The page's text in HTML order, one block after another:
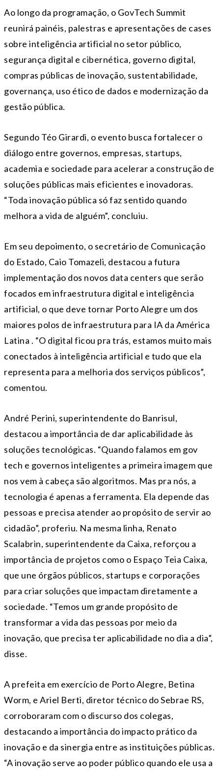
Ao longo da programação, o GovTech Summit
reunirá painéis, palestras e apresentações de cases
sobre inteligência artificial no setor público,
segurança digital e cibernética, governo digital,
compras públicas de inovação, sustentabilidade,
governança, uso ético de dados e modernização da
gestão pública.
Segundo Téo Girardi, o evento busca fortalecer o
diálogo entre governos, empresas, startups,
academia e sociedade para acelerar a construção de
soluções públicas mais eficientes e inovadoras.
“Toda inovação pública só faz sentido quando
melhora a vida de alguém”, concluiu.
Em seu depoimento, o secretário de Comunicação
do Estado, Caio Tomazeli, destacou a futura
implementação dos novos data centers que serão
focados em infraestrutura digital e inteligência
artificial, o que deve tornar Porto Alegre um dos
maiores polos de infraestrutura para IA da América
Latina . “O digital ficou pra trás, estamos muito mais
conectados à inteligência artificial e tudo que ela
representa para a melhoria dos serviços públicos”,
comentou.
André Perini, superintendente do Banrisul,
destacou a importância de dar aplicabilidade às
soluções tecnológicas. “Quando falamos em gov
tech e governos inteligentes a primeira imagem que
nos vem à cabeça são algoritmos. Mas pra nós, a
tecnologia é apenas a ferramenta. Ela depende das
pessoas e precisa atender ao propósito de servir ao
cidadão”, proferiu. Na mesma linha, Renato
Scalabrin, superintendente da Caixa, reforçou a
importância de projetos como o Espaço Teia Caixa,
que une órgãos públicos, startups e corporações
para criar soluções que impactam diretamente a
sociedade. “Temos um grande propósito de
transformar a vida das pessoas por meio da
inovação, que precisa ter aplicabilidade no dia a dia”,
disse.
A prefeita em exercício de Porto Alegre, Betina
Worm, e Ariel Berti, diretor técnico do Sebrae RS,
corroboraram com o discurso dos colegas,
destacando a importância do impacto prático da
inovação e da sinergia entre as instituições públicas.
“A inovação serve ao poder público quando ele usa a